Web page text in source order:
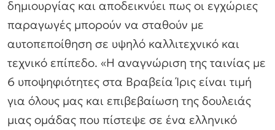
δημιουργίας και αποδεικνύει πως οι εγχώριες
παραγωγές μπορούν να σταθούν με
αυτοπεποίθηση σε υψηλό καλλιτεχνικό και
τεχνικό επίπεδο. «Η αναγνώριση της ταινίας με
6 υποψηφιότητες στα Βραβεία Ίρις είναι τιμή
για όλους μας και επιβεβαίωση της δουλειάς
μιας ομάδας που πίστεψε σε ένα ελληνικό